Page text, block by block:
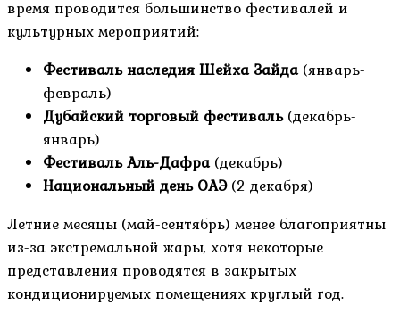
время проводится большинство фестивалей и
культурных мероприятий:
Фестиваль наследия Шейха Зайда(январь-
февраль)
Дубайский торговый фестиваль(декабрь-
январь)
Фестиваль Аль-Дафра(декабрь)
Национальный день ОАЭ(2 декабря)
Летние месяцы (май-сентябрь) менее благоприятны
из-за экстремальной жары, хотя некоторые
представления проводятся в закрытых
кондиционируемых помещениях круглый год.